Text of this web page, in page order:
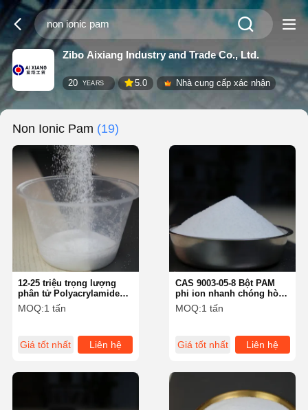
Zibo Aixiang Industry and Trade Co., Ltd.
20 YEARS 5.0 Nhà cung cấp xác nhận
Non Ionic Pam (19)
12-25 triệu trọng lượng
phân tử Polyacrylamide
không ion / Pam không
ion cho nước thải
MOQ:1 tấn
Giá tốt nhất Liên hệ
CAS 9003-05-8 Bột PAM
phi ion nhanh chóng hòa
tan trong ≤ 60 phút
MOQ:1 tấn
Giá tốt nhất Liên hệ